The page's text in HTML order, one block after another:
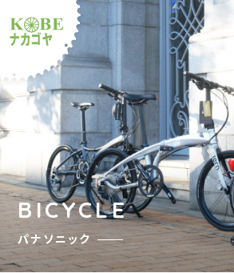
ルショップナカゴヤ
BICYCLE
パナソニック